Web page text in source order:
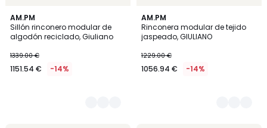
AM.PM
Sillón rinconero modular de
algodón reciclado, Giuliano
1339.00 €
1151.54 € -14%
3
Colores
AM.PM
Rinconera modular de tejido
jaspeado, GIULIANO
1229.00 €
1056.94 € -14%
5
Colores